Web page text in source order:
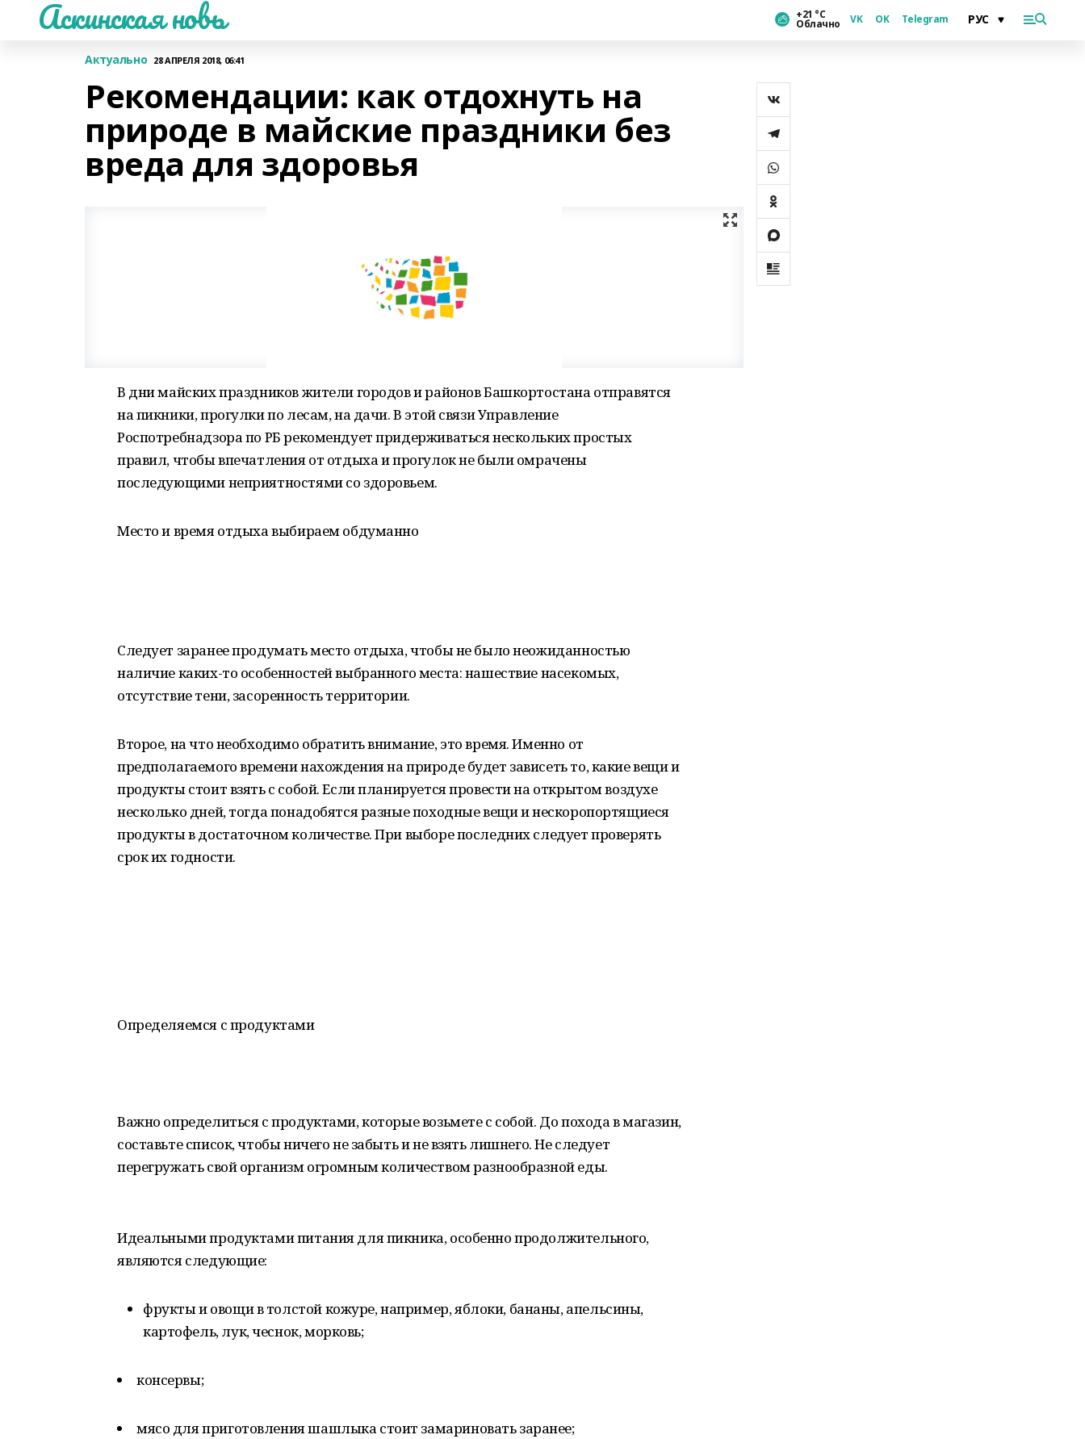
Аскинская новь +21 °С
Облачно VK OK Telegram
Актуально 28 АПРЕЛЯ 2018, 06:41
Рекомендации: как отдохнуть на
природе в майские праздники без
вреда для здоровья
В дни майских праздников жители городов и районов Башкортостана отправятся
на пикники, прогулки по лесам, на дачи. В этой связи Управление
Роспотребнадзора по РБ рекомендует придерживаться нескольких простых
правил, чтобы впечатления от отдыха и прогулок не были омрачены
последующими неприятностями со здоровьем.
Место и время отдыха выбираем обдуманно
Следует заранее продумать место отдыха, чтобы не было неожиданностью
наличие каких-то особенностей выбранного места: нашествие насекомых,
отсутствие тени, засоренность территории.
Второе, на что необходимо обратить внимание, это время. Именно от
предполагаемого времени нахождения на природе будет зависеть то, какие вещи и
продукты стоит взять с собой. Если планируется провести на открытом воздухе
несколько дней, тогда понадобятся разные походные вещи и нескоропортящиеся
продукты в достаточном количестве. При выборе последних следует проверять
срок их годности.
Определяемся с продуктами
Важно определиться с продуктами, которые возьмете с собой. До похода в магазин,
составьте список, чтобы ничего не забыть и не взять лишнего. Не следует
перегружать свой организм огромным количеством разнообразной еды.
Идеальными продуктами питания для пикника, особенно продолжительного,
являются следующие:
фрукты и овощи в толстой кожуре, например, яблоки, бананы, апельсины,
картофель, лук, чеснок, морковь;
консервы;
мясо для приготовления шашлыка стоит замариновать заранее;